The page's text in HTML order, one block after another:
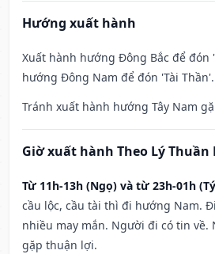
Hướng xuất hành
Xuất hành hướng Đông Bắc để đón
hướng Đông Nam để đón 'Tài Thần'.
Tránh xuất hành hướng Tây Nam
Giờ xuất hành Theo Lý Thuần
Từ 11h-13h (Ngọ) và từ 23h-01h
cầu lộc, cầu tài thì đi hướng Nam.
nhiều may mắn. Người đi có tin về.
gặp thuận lợi.